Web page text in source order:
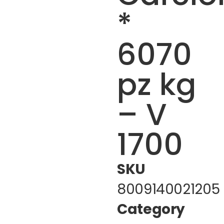
*
6070
pz kg
– V
1700
SKU
8009140021205
Category